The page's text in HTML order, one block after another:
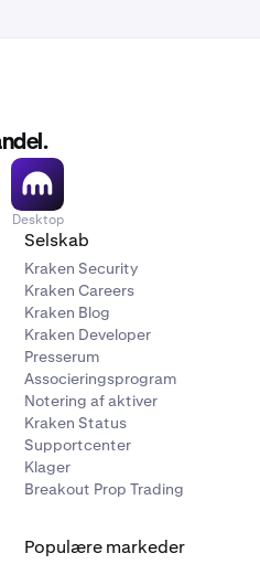
Desktop
Selskab
Kraken Security
Kraken Careers
Kraken Blog
Kraken Developer
Presserum
Associeringsprogram
Notering af aktiver
Kraken Status
Supportcenter
Klager
Breakout Prop Trading
Populære markeder